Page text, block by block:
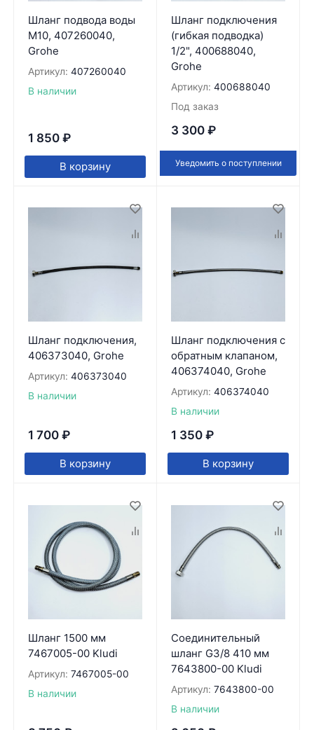
Шланг подвода воды
М10, 407260040,
Grohe
Артикул: 407260040
В наличии
1 850 ₽
В корзину
Шланг подключения
(гибкая подводка)
1/2", 400688040,
Grohe
Артикул: 400688040
Под заказ
3 300 ₽
Уведомить о поступлении
Шланг подключения,
406373040, Grohe
Артикул: 406373040
В наличии
1 700 ₽
В корзину
Шланг подключения с
обратным клапаном,
406374040, Grohe
Артикул: 406374040
В наличии
1 350 ₽
В корзину
Шланг 1500 мм
7467005-00 Kludi
Артикул: 7467005-00
В наличии
Соединительный
шланг G3/8 410 мм
7643800-00 Kludi
Артикул: 7643800-00
В наличии